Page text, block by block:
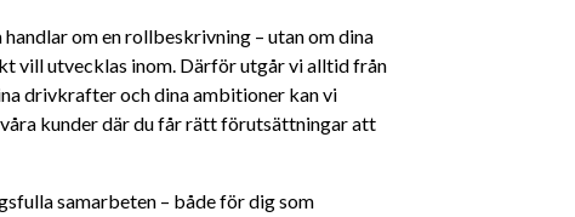
om en rollbeskrivning – utan om dina
vill utvecklas inom. Därför utgår vi alltid från
drivkrafter och dina ambitioner kan vi
kunder där du får rätt förutsättningar att
samarbeten – både för dig som